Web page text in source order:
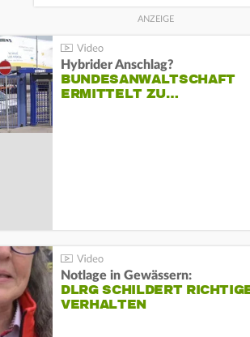
Hybrider Anschlag?
BUNDESANWALTSCHAFT
ERMITTELT ZU…
Notlage in Gewässern:
DLRG SCHILDERT
VERHALTEN